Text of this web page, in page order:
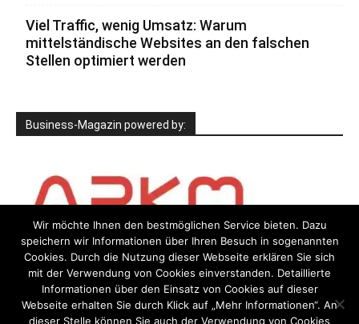
Viel Traffic, wenig Umsatz: Warum
mittelständische Websites an den falschen
Stellen optimiert werden
Business-Magazin powered by:
Wir möchte Ihnen den bestmöglichen Service bieten. Dazu
speichern wir Informationen über Ihren Besuch in sogenannten
Cookies. Durch die Nutzung dieser Webseite erklären Sie sich
mit der Verwendung von Cookies einverstanden. Detaillierte
Informationen über den Einsatz von Cookies auf dieser
Webseite erhalten Sie durch Klick auf „Mehr Informationen“. An
dieser Stelle können Sie auch der Verwendung von Cookies